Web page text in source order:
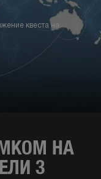
квеста на
НА
3